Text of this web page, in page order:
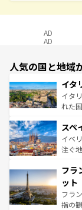
AD
AD
人気の国と地域
イタ
イタ
れた国
ろん
景な
ピザ
ませ
なお
しい。
スペ
イベ
注ぐ
文化
れる
る。
アー
フラ
ット
フラ
指の